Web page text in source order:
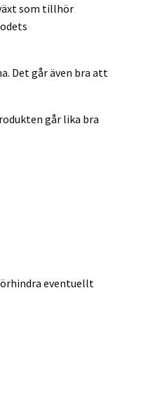
som tillhör
Det går även bra att
går lika bra
eventuellt